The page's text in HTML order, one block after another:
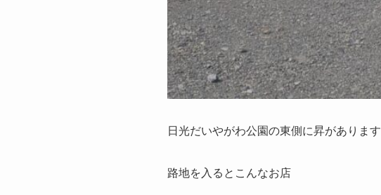
日光だいやがわ公園の東側に昇があります
路地を入るとこんなお店